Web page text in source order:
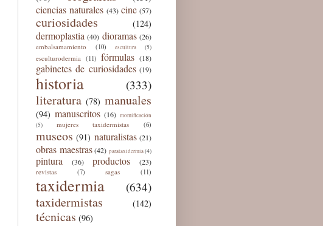
ciencias naturales (43) cine (57)
curiosidades (124)
dermoplastia (40) dioramas (26)
embalsamamiento (10) escultura (5)
esculturodermia (11) fórmulas (18)
gabinetes de curiosidades (19)
historia (333)
literatura (78) manuales
(94) manuscritos (16) momificación
(5) mujeres taxidermistas (6)
museos (91) naturalistas (21)
obras maestras (42) parataxidermia (4)
pintura (36) productos (23)
revistas (7) sagas (11)
taxidermia (634)
taxidermistas (142)
técnicas (96)